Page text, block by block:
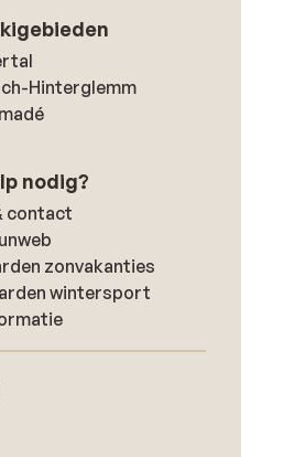
Hinterglemm
nodig?
contact
zonvakanties
wintersport